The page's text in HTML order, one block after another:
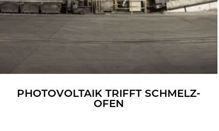
PHO­TO­VOL­TA­IK TRIFFT SCHMELZ­
OFEN